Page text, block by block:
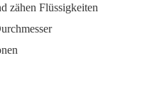
zähen Flüssigkeiten